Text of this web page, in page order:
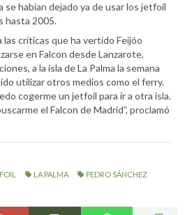
habían dejado ya de usar los jetfoil
hasta 2005.
las críticas que ha vertido Feijóo
en Falcon desde Lanzarote,
a la isla de La Palma la semana
utilizar otros medios como el ferry.
cogerme un jetfoil para ir a otra isla.
el Falcon de Madrid”, proclamó
LA PALMA
PEDRO SÁNCHEZ